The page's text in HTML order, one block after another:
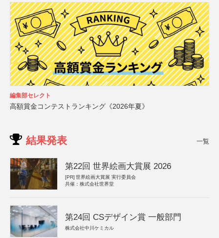
編集部セレクト
高額賞金コンテストランキング《2026年夏》
結果発表 一覧
第22回 世界絵画大賞展 2026
[PR] 世界絵画大賞展 実行委員会
共催：株式会社世界堂
第24回 CSデザイン賞 一般部門
株式会社中川ケミカル